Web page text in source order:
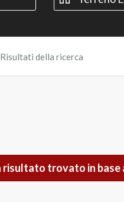
Risultati della ricerca
risultato trovato in